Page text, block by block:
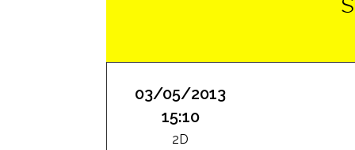
03/05/2013
15:10
2D